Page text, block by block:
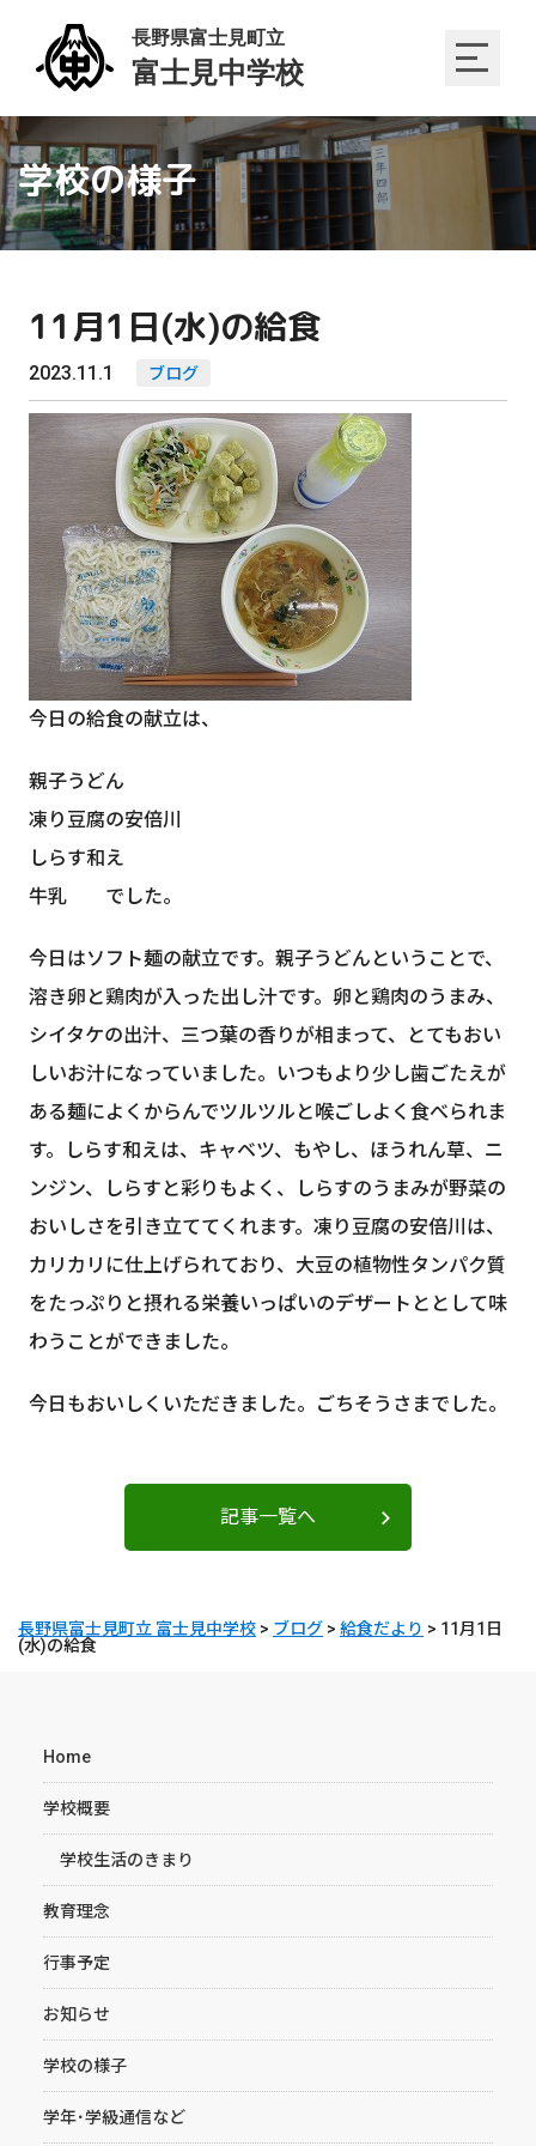
学校の様子
11月1日(水)の給食
2023.11.1 ブログ
今日の給食の献立は、
親子うどん
凍り豆腐の安倍川
しらす和え
牛乳 でした。
今日はソフト麺の献立です。親子うどんということで、
溶き卵と鶏肉が入った出し汁です。卵と鶏肉のうまみ、
シイタケの出汁、三つ葉の香りが相まって、とてもおい
しいお汁になっていました。いつもより少し歯ごたえが
ある麺によくからんでツルツルと喉ごしよく食べられま
す。しらす和えは、キャベツ、もやし、ほうれん草、ニ
ンジン、しらすと彩りもよく、しらすのうまみが野菜の
おいしさを引き立ててくれます。凍り豆腐の安倍川は、
カリカリに仕上げられており、大豆の植物性タンパク質
をたっぷりと摂れる栄養いっぱいのデザートととして味
わうことができました。
今日もおいしくいただきました。ごちそうさまでした。
記事一覧へ
長野県富士見町立 富士見中学校 > ブログ > 給食だより > 11月1日
(水)の給食
Home
学校概要
学校生活のきまり
教育理念
行事予定
お知らせ
学校の様子
学年･学級通信など